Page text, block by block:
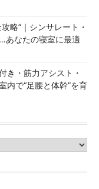
略”｜シンサレート・
あなたの寝室に最適
き・筋力アシスト・
内で“足腰と体幹”を育